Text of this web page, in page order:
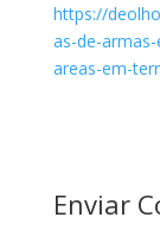
https://
as-de-
areas-em-
Enviar